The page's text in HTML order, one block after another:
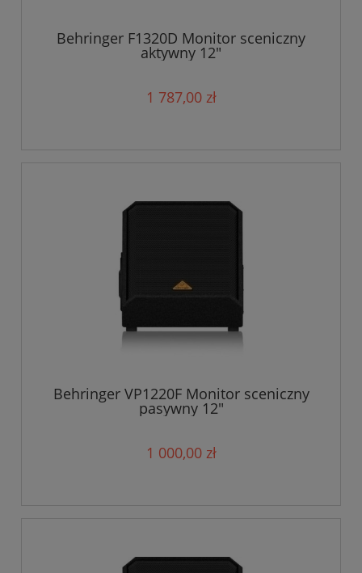
Behringer F1320D Monitor sceniczny
aktywny 12"
1 787,00 zł
Behringer VP1220F Monitor sceniczny
pasywny 12"
1 000,00 zł